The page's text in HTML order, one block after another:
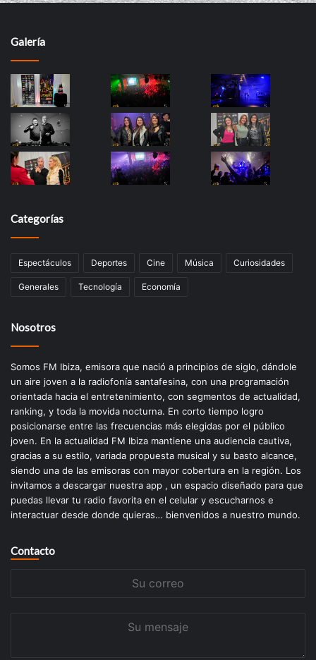
Galería
Categorías
Espectáculos Deportes Cine Música Curiosidades
Generales Tecnología Economía
Nosotros
Somos FM Ibiza, emisora que nació a principios de siglo, dándole
un aire joven a la radiofonía santafesina, con una programación
orientada hacia el entretenimiento, con segmentos de actualidad,
ranking, y toda la movida nocturna. En corto tiempo logro
posicionarse entre las frecuencias más elegidas por el público
joven. En la actualidad FM Ibiza mantiene una audiencia cautiva,
gracias a su estilo, variada propuesta musical y su basto alcance,
siendo una de las emisoras con mayor cobertura en la región. Los
invitamos a descargar nuestra app , un espacio diseñado para que
puedas llevar tu radio favorita en el celular y escucharnos e
interactuar desde donde quieras… bienvenidos a nuestro mundo.
Contacto